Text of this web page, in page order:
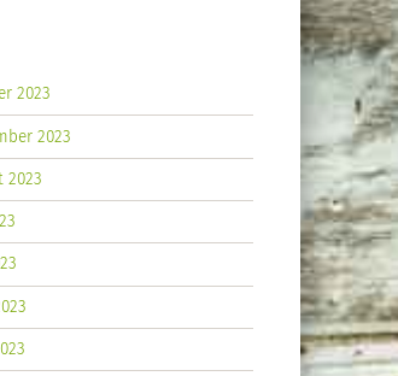
2023
2023
2023